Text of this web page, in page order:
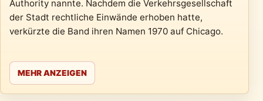
Authority nannte. Nachdem die Verkehrsgesellschaft
der Stadt rechtliche Einwände erhoben hatte,
verkürzte die Band ihren Namen 1970 auf Chicago.
MEHR ANZEIGEN